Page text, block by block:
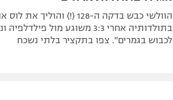
בתולדותיה אחרי 3:3 משוגע מול
לכבוש בגמרים". צפו בתקציר בלתי נשכח